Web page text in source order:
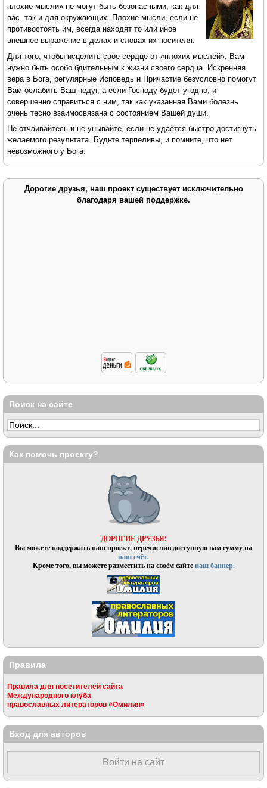
плохие мысли» не могут быть безопасными, как для
вас, так и для окружающих. Плохие мысли, если не
противостоять им, всегда находят то или иное
внешнее выражение в делах и словах их носителя.
Для того, чтобы исцелить свое сердце от «плохих мыслей», Вам
нужно быть особо бдительным к жизни своего сердца. Искренняя
вера в Бога, регулярные Исповедь и Причастие безусловно помогут
Вам ослабить Ваш недуг, а если Господу будет угодно, и
совершенно справиться с ним, так как указанная Вами болезнь
очень тесно взаимосвязана с состоянием Вашей души.
Не отчаивайтесь и не унывайте, если не удаётся быстро достигнуть
желаемого результата. Будьте терпеливы, и помните, что нет
невозможного у Бога.
Дорогие друзья, наш проект существует исключительно
благодаря вашей поддержке.
Поиск на сайте
Как помочь проекту?
ДОРОГИЕ ДРУЗЬЯ!
Вы можете поддержать наш проект, перечислив доступную вам сумму на
наш счёт.
Кроме того, вы можете разместить на своём сайтенаш баннер.
Правила
Правила для посетителей сайта
Международного клуба
православных литераторов «Омилия»
Вход для авторов
Войти на сайт